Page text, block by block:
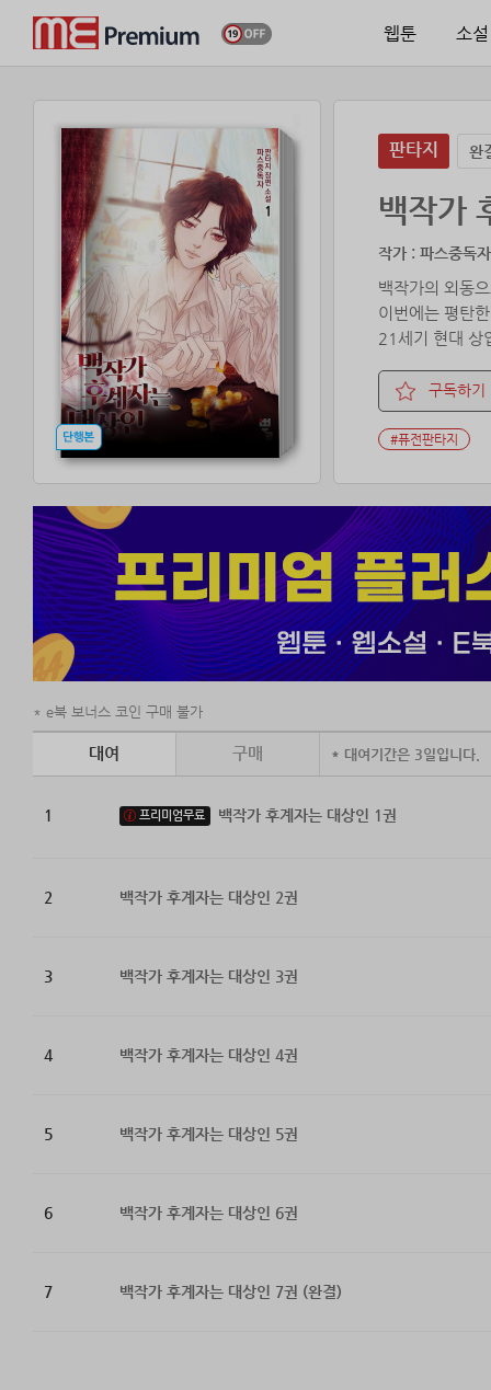
웹툰 소설
판타지 완
백작가
작가 : 파스중독자
백작가의 외동
이번에는 평탄
21세기 현대 상
구독하기
#퓨전판타지
e북 보너스 코인 구매 불가
대여 구매 * 대여기간은 3일입니다.
1 프리미엄무료 백작가 후계자는 대상인 1권
2 백작가 후계자는 대상인 2권
3 백작가 후계자는 대상인 3권
4 백작가 후계자는 대상인 4권
5 백작가 후계자는 대상인 5권
6 백작가 후계자는 대상인 6권
7 백작가 후계자는 대상인 7권 (완결)